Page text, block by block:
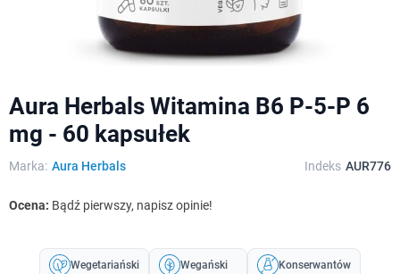
Aura Herbals Witamina B6 P-5-P 6
mg - 60 kapsułek
Marka: Aura Herbals Indeks AUR776
Ocena: Bądź pierwszy, napisz opinie!
Wegetariański Wegański Konserwantów